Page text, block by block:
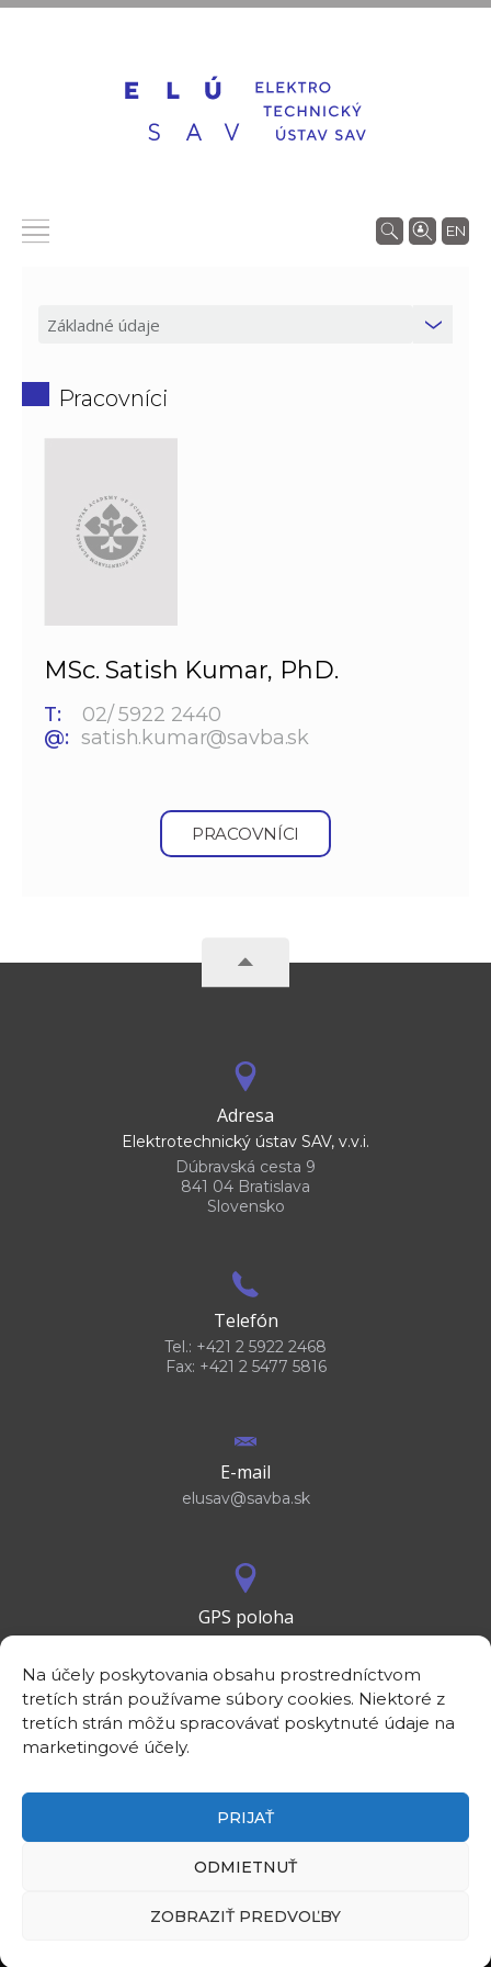
Na účely poskytovania obsahu prostredníctvom
tretích strán používame súbory cookies. Niektoré z
tretích strán môžu spracovávať poskytnuté údaje na
marketingové účely.
PRIJAŤ
ODMIETNUŤ
ZOBRAZIŤ PREDVOĽBY
EN
Pracovníci
MSc. Satish Kumar, PhD.
T:
02/ 5922 2440
@: satish.kumar@savba.sk
PRACOVNÍCI
Adresa
Elektrotechnický ústav SAV, v.v.i.
Dúbravská cesta 9
841 04 Bratislava
Slovensko
Telefón
Tel.: +421 2 5922 2468
Fax: +421 2 5477 5816
E-mail
elusav@savba.sk
GPS poloha
©2026Elektrotechnický ústav SAV, v. v. i.
Intranet
Kontakt